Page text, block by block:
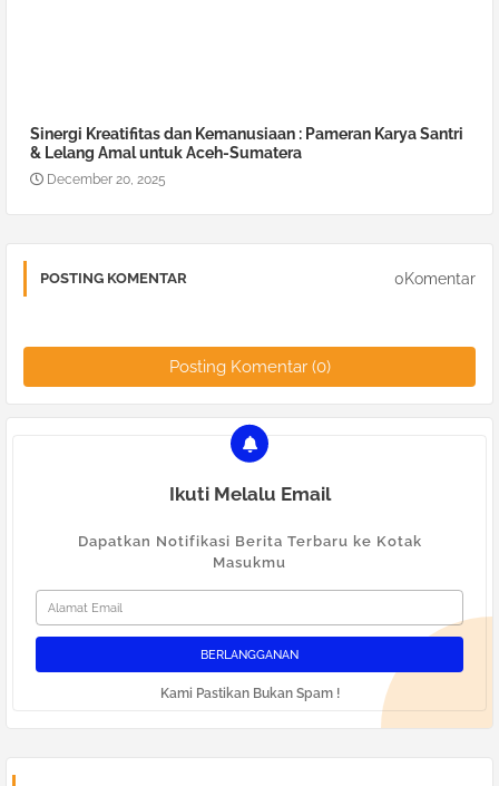
Sinergi Kreatifitas dan Kemanusiaan : Pameran Karya Santri
& Lelang Amal untuk Aceh-Sumatera
December 20, 2025
POSTING KOMENTAR 0Komentar
Posting Komentar (0)
Ikuti Melalu Email
Dapatkan Notifikasi Berita Terbaru ke Kotak
Masukmu
Kami Pastikan Bukan Spam !